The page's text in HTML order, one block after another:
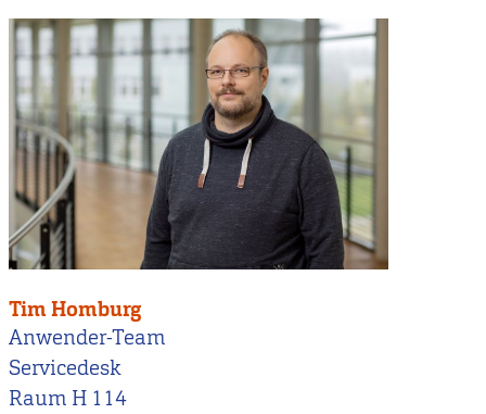
Tim Homburg
Anwender-Team
Servicedesk
Raum H 114